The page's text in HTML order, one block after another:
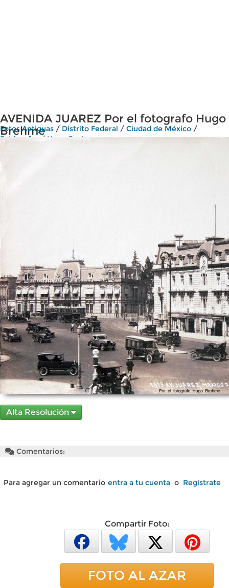
AVENIDA JUAREZ Por el fotografo Hugo
Brehme
Fotos Antiguas / Distrito Federal / Ciudad de México /
Fotógrafos
/ Hugo Brehme
Alta Resolución
Comentarios:
Para agregar un comentario entra a tu cuenta o Regístrate
Compartir Foto:
FOTO AL AZAR